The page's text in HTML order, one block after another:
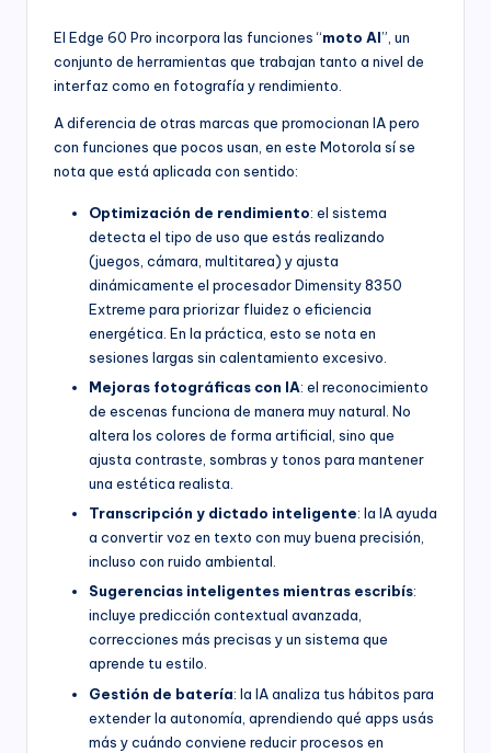
El Edge 60 Pro incorpora las funciones “moto AI”, un
conjunto de herramientas que trabajan tanto a nivel de
interfaz como en fotografía y rendimiento.
A diferencia de otras marcas que promocionan IA pero
con funciones que pocos usan, en este Motorola sí se
nota que está aplicada con sentido:
Optimización de rendimiento: el sistema
detecta el tipo de uso que estás realizando
(juegos, cámara, multitarea) y ajusta
dinámicamente el procesador Dimensity 8350
Extreme para priorizar fluidez o eficiencia
energética. En la práctica, esto se nota en
sesiones largas sin calentamiento excesivo.
Mejoras fotográficas con IA: el reconocimiento
de escenas funciona de manera muy natural. No
altera los colores de forma artificial, sino que
ajusta contraste, sombras y tonos para mantener
una estética realista.
Transcripción y dictado inteligente: la IA ayuda
a convertir voz en texto con muy buena precisión,
incluso con ruido ambiental.
Sugerencias inteligentes mientras escribís:
incluye predicción contextual avanzada,
correcciones más precisas y un sistema que
aprende tu estilo.
Gestión de batería: la IA analiza tus hábitos para
extender la autonomía, aprendiendo qué apps usás
más y cuándo conviene reducir procesos en